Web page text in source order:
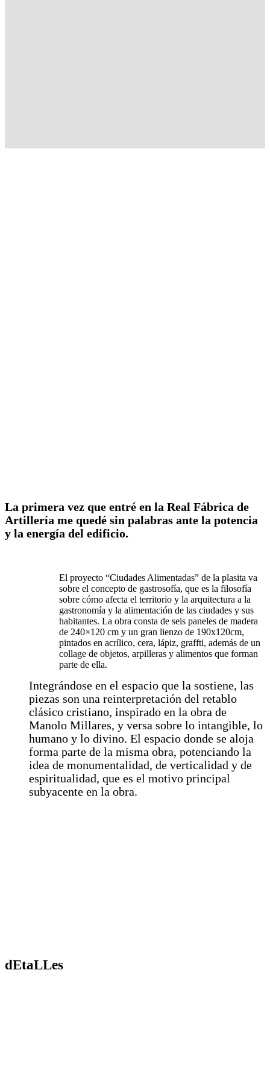
La primera vez que entré en la Real Fábrica de
Artillería me quedé sin palabras ante la potencia
y la energía del edificio.
El proyecto “Ciudades Alimentadas” de la plasita va
sobre el concepto de gastrosofía, que es la filosofía
sobre cómo afecta el territorio y la arquitectura a la
gastronomía y la alimentación de las ciudades y sus
habitantes. La obra consta de seis paneles de madera
de 240×120 cm y un gran lienzo de 190x120cm,
pintados en acrílico, cera, lápiz, graffti, además de un
collage de objetos, arpilleras y alimentos que forman
parte de ella.
Integrándose en el espacio que la sostiene, las
piezas son una reinterpretación del retablo
clásico cristiano, inspirado en la obra de
Manolo Millares, y versa sobre lo intangible, lo
humano y lo divino. El espacio donde se aloja
forma parte de la misma obra, potenciando la
idea de monumentalidad, de verticalidad y de
espiritualidad, que es el motivo principal
subyacente en la obra.
dEtaLLes